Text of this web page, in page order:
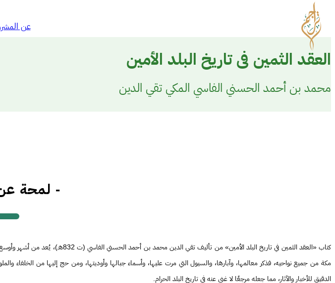
عن
العقد الثمين فى تاريخ البلد الأمين
محمد بن أحمد الحسني الفاسي المكي تقي الدين
- لمحة
كتاب «العقد الثمين في تاريخ البلد
مكة من جميع نواحيه، فذكر معالمها، وآبارها، والسيول التي مرت عليها، وأسماء جبالها وأوديتها، ومن حج إليها من الخلفاء
الدقيق للأخبار والآثار، مما جعله مرجعًا لا غنى عنه في تاريخ البلد الحرام.